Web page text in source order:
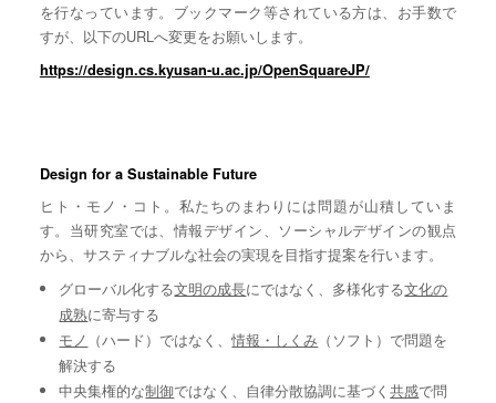
を行なっています。ブックマーク等されている方は、お手数で
すが、以下のURLへ変更をお願いします。
https://design.cs.kyusan-u.ac.jp/OpenSquareJP/
Design for a Sustainable Future
ヒト・モノ・コト。私たちのまわりには問題が山積していま
す。当研究室では、情報デザイン、ソーシャルデザインの観点
から、サスティナブルな社会の実現を目指す提案を行います。
グローバル化する文明の成長にではなく、多様化する文化の
成熟に寄与する
モノ （ハード）ではなく、情報・しくみ （ソフト）で問題を
解決する
中央集権的な制御ではなく、自律分散協調に基づく共感で問